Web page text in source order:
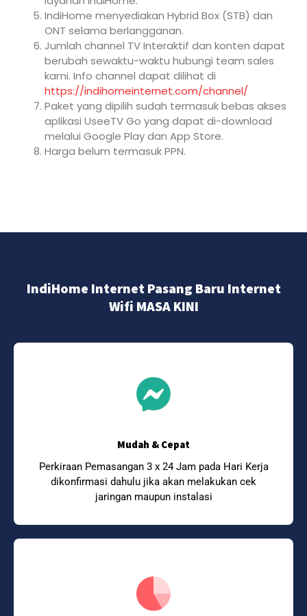
IndiHome menyediakan Hybrid Box (STB) dan
ONT selama berlangganan.
Jumlah channel TV Interaktif dan konten dapat
berubah sewaktu-waktu hubungi team sales
kami. Info channel dapat dilihat di
https://indihomeinternet.com/channel/
Paket yang dipilih sudah termasuk bebas akses
aplikasi UseeTV Go yang dapat di-download
melalui Google Play dan App Store.
Harga belum termasuk PPN.
IndiHome Internet Pasang Baru Internet
Wifi MASA KINI
Mudah & Cepat
Perkiraan Pemasangan 3 x 24 Jam pada Hari Kerja
dikonfirmasi dahulu jika akan melakukan cek
jaringan maupun instalasi